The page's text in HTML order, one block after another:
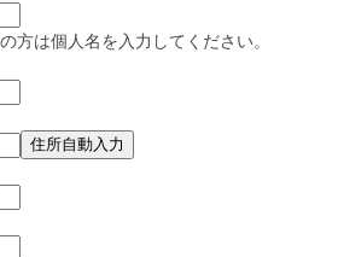
方は個人名を入力してください。